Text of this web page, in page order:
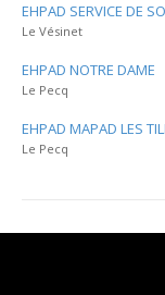
EHPAD SERVICE DE
Le Vésinet
EHPAD NOTRE DAME
Le Pecq
EHPAD MAPAD LES
Le Pecq